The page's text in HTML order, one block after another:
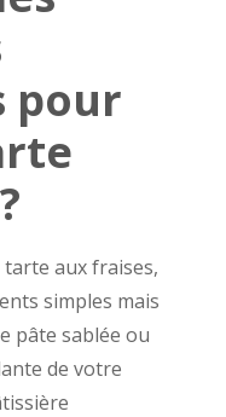
pour
aux fraises,
simples mais
pâte sablée ou
de votre